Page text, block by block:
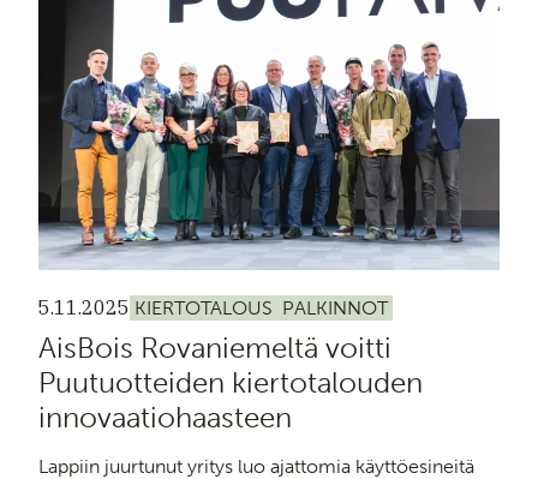
5.11.2025 KIERTOTALOUS PALKINNOT
AisBois Rovaniemeltä voitti
Puutuotteiden kiertotalouden
innovaatiohaasteen
Lappiin juurtunut yritys luo ajattomia käyttöesineitä